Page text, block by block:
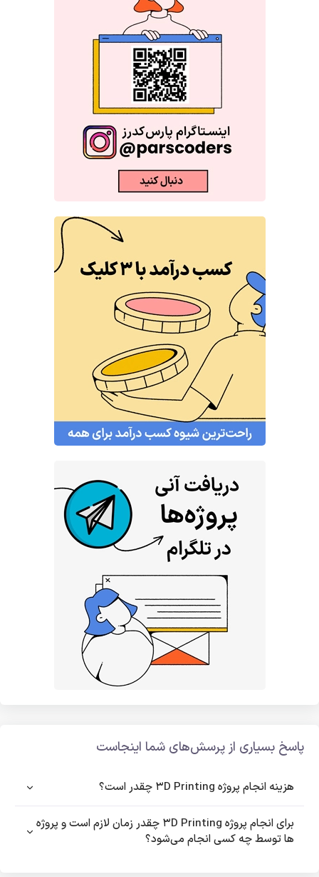
پاسخ بسیاری از پرسش‌های شما اینجاست
هزینه انجام پروژه 3D Printing چقدر است؟
برای انجام پروژه 3D Printing چقدر زمان لازم است و پروژه
ها توسط چه کسی انجام می‌شود؟